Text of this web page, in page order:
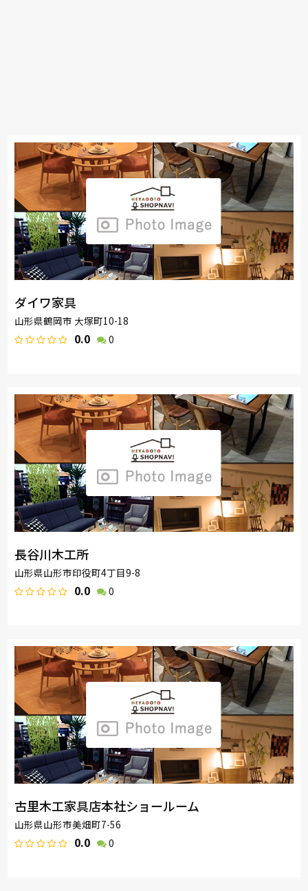
ダイワ家具
山形県鶴岡市 大塚町10-18
0.0 0
長谷川木工所
山形県山形市印役町4丁目9-8
0.0 0
古里木工家具店本社ショールーム
山形県山形市美畑町7-56
0.0 0